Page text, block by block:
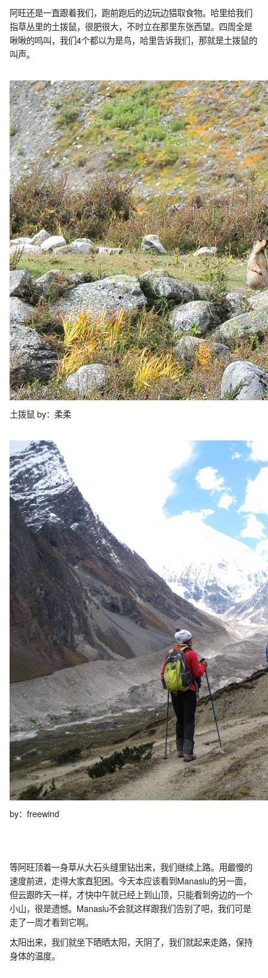
阿旺还是一直跟着我们，跑前跑后的边玩边猎取食物。哈里给我们
指草丛里的土拨鼠，很肥很大，不时立在那里东张西望。四周全是
啾啾的鸣叫，我们4个都以为是鸟，哈里告诉我们，那就是土拨鼠的
叫声。
土拨鼠 by：柔柔
by：freewind
等阿旺顶着一身草从大石头缝里钻出来，我们继续上路。用最慢的
速度前进，走得大家直犯困。今天本应该看到Manaslu的另一面，
但云跟昨天一样，才快中午就已经上到山顶，只能看到旁边的一个
小山，很是遗憾。Manaslu不会就这样跟我们告别了吧，我们可是
走了一周才看到它啊。
太阳出来，我们就坐下晒晒太阳，天阴了，我们就起来走路，保持
身体的温度。